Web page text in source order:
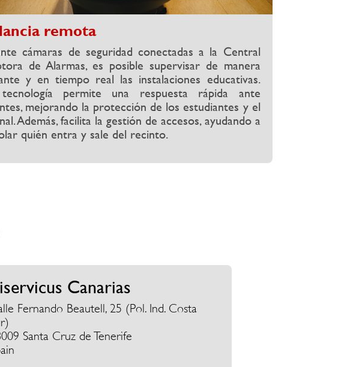
remota
cámaras de seguridad conectadas a la Central
de Alarmas, es posible supervisar de manera
y en tiempo real las instalaciones educativas.
permite una respuesta rápida ante
mejorando la protección de los estudiantes y el
Además, facilita la gestión de accesos, ayudando a
quién entra y sale del recinto.
Canarias
Fernando Beautell, 25 (Pol. Ind. Costa
Santa Cruz de Tenerife